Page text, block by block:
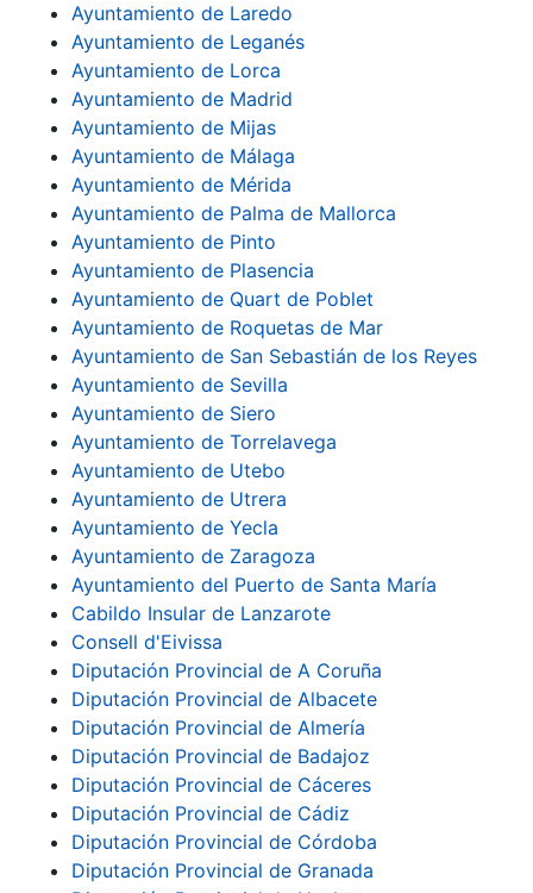
Ayuntamiento de Laredo
Ayuntamiento de Leganés
Ayuntamiento de Lorca
Ayuntamiento de Madrid
Ayuntamiento de Mijas
Ayuntamiento de Málaga
Ayuntamiento de Mérida
Ayuntamiento de Palma de Mallorca
Ayuntamiento de Pinto
Ayuntamiento de Plasencia
Ayuntamiento de Quart de Poblet
Ayuntamiento de Roquetas de Mar
Ayuntamiento de San Sebastián de los Reyes
Ayuntamiento de Sevilla
Ayuntamiento de Siero
Ayuntamiento de Torrelavega
Ayuntamiento de Utebo
Ayuntamiento de Utrera
Ayuntamiento de Yecla
Ayuntamiento de Zaragoza
Ayuntamiento del Puerto de Santa María
Cabildo Insular de Lanzarote
Consell d'Eivissa
Diputación Provincial de A Coruña
Diputación Provincial de Albacete
Diputación Provincial de Almería
Diputación Provincial de Badajoz
Diputación Provincial de Cáceres
Diputación Provincial de Cádiz
Diputación Provincial de Córdoba
Diputación Provincial de Granada